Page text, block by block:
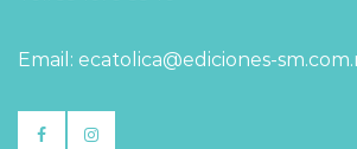
Email: ecatolica@ediciones-